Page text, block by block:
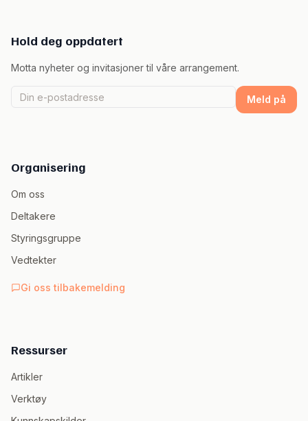
Hold deg oppdatert
Motta nyheter og invitasjoner til våre arrangement.
Meld på
Organisering
Om oss
Deltakere
Styringsgruppe
Vedtekter
Gi oss tilbakemelding
Ressurser
Artikler
Verktøy